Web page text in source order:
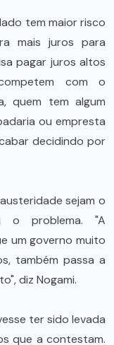
tem maior risco
mais juros para
pagar juros altos
com o
quem tem algum
ou empresta
decidindo por
sejam o
o problema. "A
um governo muito
também passa a
diz Nogami.
ter sido levada
que a contestam.